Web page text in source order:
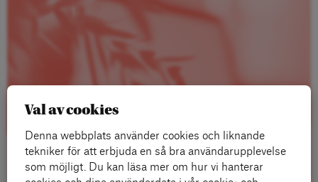
Val av cookies
Denna webbplats använder cookies och liknande
tekniker för att erbjuda en så bra användarupplevelse
som möjligt. Du kan läsa mer om hur vi hanterar